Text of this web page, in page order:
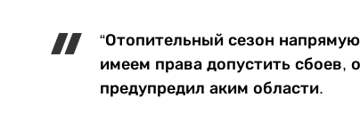
“Отопительный сезон
имеем права допустить сбоев,
предупредил аким области.